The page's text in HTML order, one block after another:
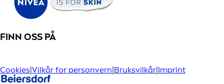
FINN OSS PÅ
Cookies|Vilkår for personvern|Bruksvilkår|Imprint